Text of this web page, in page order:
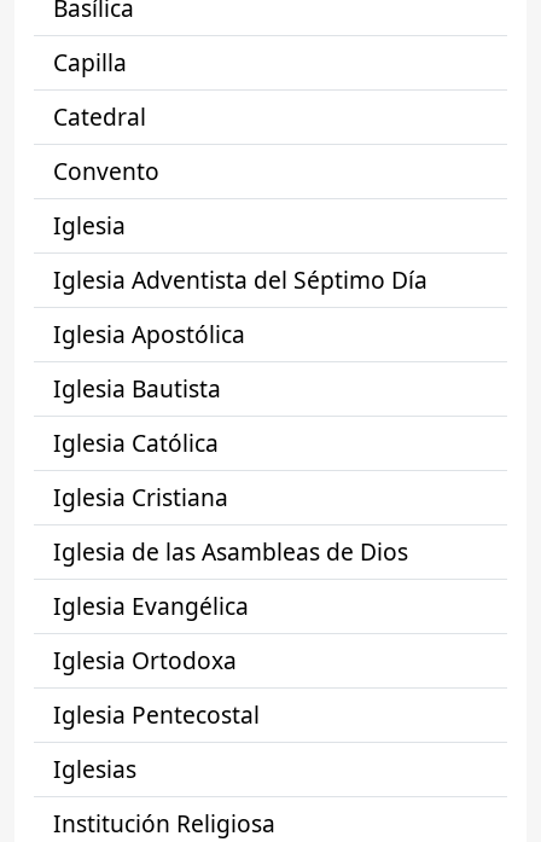
Basílica
Capilla
Catedral
Convento
Iglesia
Iglesia Adventista del Séptimo Día
Iglesia Apostólica
Iglesia Bautista
Iglesia Católica
Iglesia Cristiana
Iglesia de las Asambleas de Dios
Iglesia Evangélica
Iglesia Ortodoxa
Iglesia Pentecostal
Iglesias
Institución Religiosa